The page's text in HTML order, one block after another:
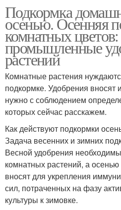
Подкормка
осенью. Осенняя
комнатных
промышленные
растений
Комнатные растения
подкормке. Удобрения вносят
нужно с соблюдением
которых сейчас расскажем.
Как действуют подкормки
Задача весенних и зимних
Весной удобрения
комнатных растений, а
вносят для укрепления
сил, потраченных на фазу
культуры к зимовке.